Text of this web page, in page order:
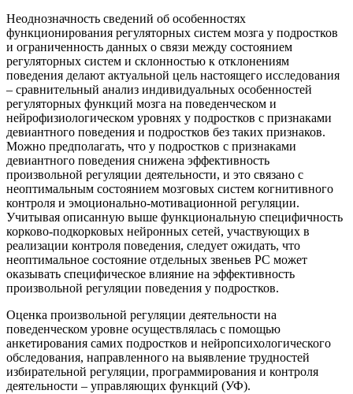
Неоднозначность сведений об особенностях
функционирования регуляторных систем мозга у подростков
и ограниченность данных о связи между состоянием
регуляторных систем и склонностью к отклонениям
поведения делают актуальной цель настоящего исследования
– сравнительный анализ индивидуальных особенностей
регуляторных функций мозга на поведенческом и
нейрофизиологическом уровнях у подростков с признаками
девиантного поведения и подростков без таких признаков.
Можно предполагать, что у подростков с признаками
девиантного поведения снижена эффективность
произвольной регуляции деятельности, и это связано с
неоптимальным состоянием мозговых систем когнитивного
контроля и эмоционально-мотивационной регуляции.
Учитывая описанную выше функциональную специфичность
корково-подкорковых нейронных сетей, участвующих в
реализации контроля поведения, следует ожидать, что
неоптимальное состояние отдельных звеньев РС может
оказывать специфическое влияние на эффективность
произвольной регуляции поведения у подростков.
Оценка произвольной регуляции деятельности на
поведенческом уровне осуществлялась с помощью
анкетирования самих подростков и нейропсихологического
обследования, направленного на выявление трудностей
избирательной регуляции, программирования и контроля
деятельности – управляющих функций (УФ).